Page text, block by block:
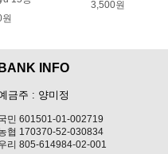
3,500원
BANK INFO
금주 : 양미정
민 601501-01-002719
협 170370-52-030834
리 805-614984-02-001